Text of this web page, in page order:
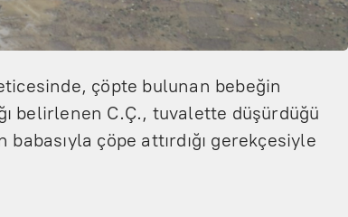
çöpte bulunan bebeğin
belirlenen C.Ç., tuvalette düşürdüğü
çöpe attırdığı gerekçesiyle